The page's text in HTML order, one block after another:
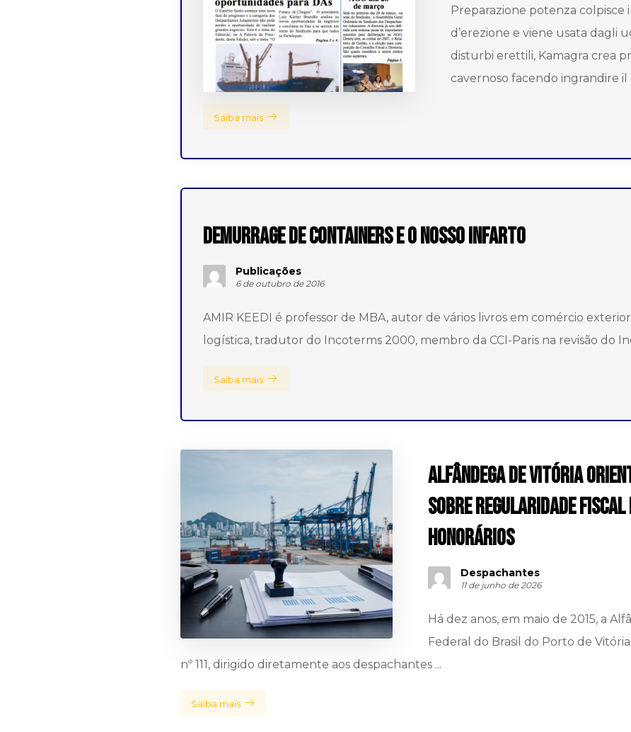
Preparazione potenza colpisce
d’erezione e viene usata dagli
disturbi erettili, Kamagra crea
cavernoso facendo ingrandire il
Saiba mais
Demurrage de containers e o nosso infarto
Publicações
6 de outubro de 2016
AMIR KEEDI é professor de MBA, autor de vários livros em comércio
logística, tradutor do Incoterms 2000, membro da CCI-Paris na revisão do
Saiba mais
Alfândega de Vitória
sobre regularidade fiscal
honorários
Despachantes
11 de junho de 2026
Há dez anos, em maio de 2015, a
Federal do Brasil do Porto de
nº 111, dirigido diretamente aos despachantes ...
Saiba mais